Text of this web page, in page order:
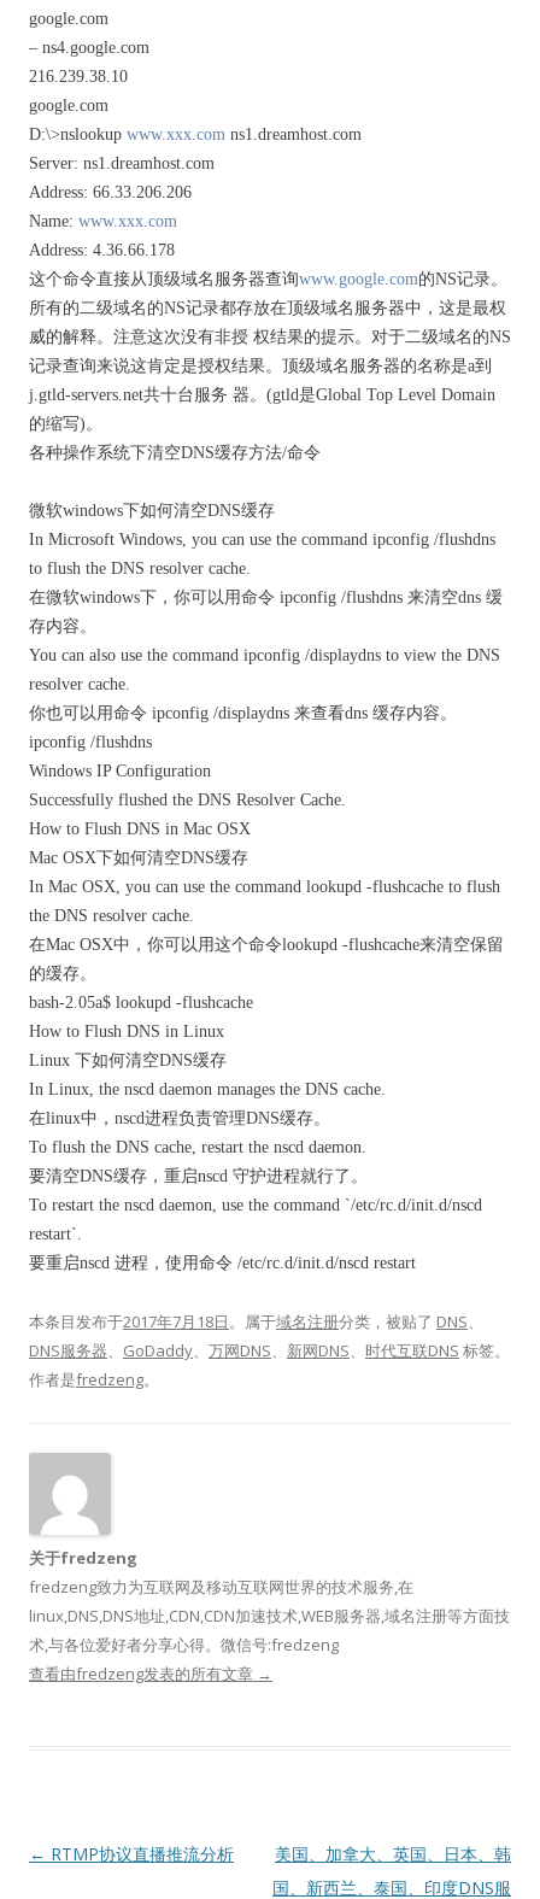
google.com
– ns4.google.com
216.239.38.10
google.com
D:\>nslookup www.xxx.com ns1.dreamhost.com
Server: ns1.dreamhost.com
Address: 66.33.206.206
Name: www.xxx.com
Address: 4.36.66.178
这个命令直接从顶级域名服务器查询www.google.com的NS记录。
所有的二级域名的NS记录都存放在顶级域名服务器中，这是最权
威的解释。注意这次没有非授 权结果的提示。对于二级域名的NS
记录查询来说这肯定是授权结果。顶级域名服务器的名称是a到
j.gtld-servers.net共十台服务 器。(gtld是Global Top Level Domain
的缩写)。
各种操作系统下清空DNS缓存方法/命令
微软windows下如何清空DNS缓存
In Microsoft Windows, you can use the command ipconfig /flushdns
to flush the DNS resolver cache.
在微软windows下，你可以用命令 ipconfig /flushdns 来清空dns 缓
存内容。
You can also use the command ipconfig /displaydns to view the DNS
resolver cache.
你也可以用命令 ipconfig /displaydns 来查看dns 缓存内容。
ipconfig /flushdns
Windows IP Configuration
Successfully flushed the DNS Resolver Cache.
How to Flush DNS in Mac OSX
Mac OSX下如何清空DNS缓存
In Mac OSX, you can use the command lookupd -flushcache to flush
the DNS resolver cache.
在Mac OSX中，你可以用这个命令lookupd -flushcache来清空保留
的缓存。
bash-2.05a$ lookupd -flushcache
How to Flush DNS in Linux
Linux 下如何清空DNS缓存
In Linux, the nscd daemon manages the DNS cache.
在linux中，nscd进程负责管理DNS缓存。
To flush the DNS cache, restart the nscd daemon.
要清空DNS缓存，重启nscd 守护进程就行了。
To restart the nscd daemon, use the command `/etc/rc.d/init.d/nscd
restart`.
要重启nscd 进程，使用命令 /etc/rc.d/init.d/nscd restart
本条目发布于2017年7月18日。属于域名注册分类，被贴了 DNS、
DNS服务器、 GoDaddy、 万网DNS、 新网DNS、 时代互联DNS 标签。
作者是fredzeng。
关于fredzeng
fredzeng致力为互联网及移动互联网世界的技术服务,在
linux,DNS,DNS地址,CDN,CDN加速技术,WEB服务器,域名注册等方面技
术,与各位爱好者分享心得。微信号:fredzeng
查看由fredzeng发表的所有文章 →
文
← RTMP协议直播推流分析
美国、加拿大、英国、日本、韩
国、新西兰、泰国、印度DNS服